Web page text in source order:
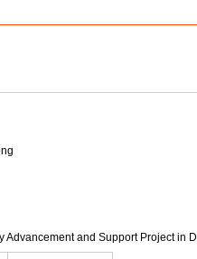
and Support Project in